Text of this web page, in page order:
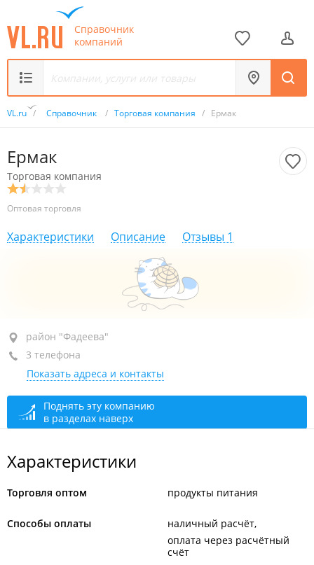
Справочник
компаний
VL.ru / Справочник / Торговая компания / Ермак
Ермак
Торговая компания
Оптовая торговля
Характеристики Описание Отзывы 1
район "Фадеева", ул. Фадеева, 49
база "Росбакалея"
+7 (423) 263-96-81
+7 (423) 264-08-88
открыто: 09:00–18:00
район "Фадеева"
3 телефона
Показать адреса и контакты
Поднять эту компанию
в разделах наверх
Характеристики
Торговля оптом продукты питания
Способы оплаты
наличный расчёт
оплата через расчётный
счёт